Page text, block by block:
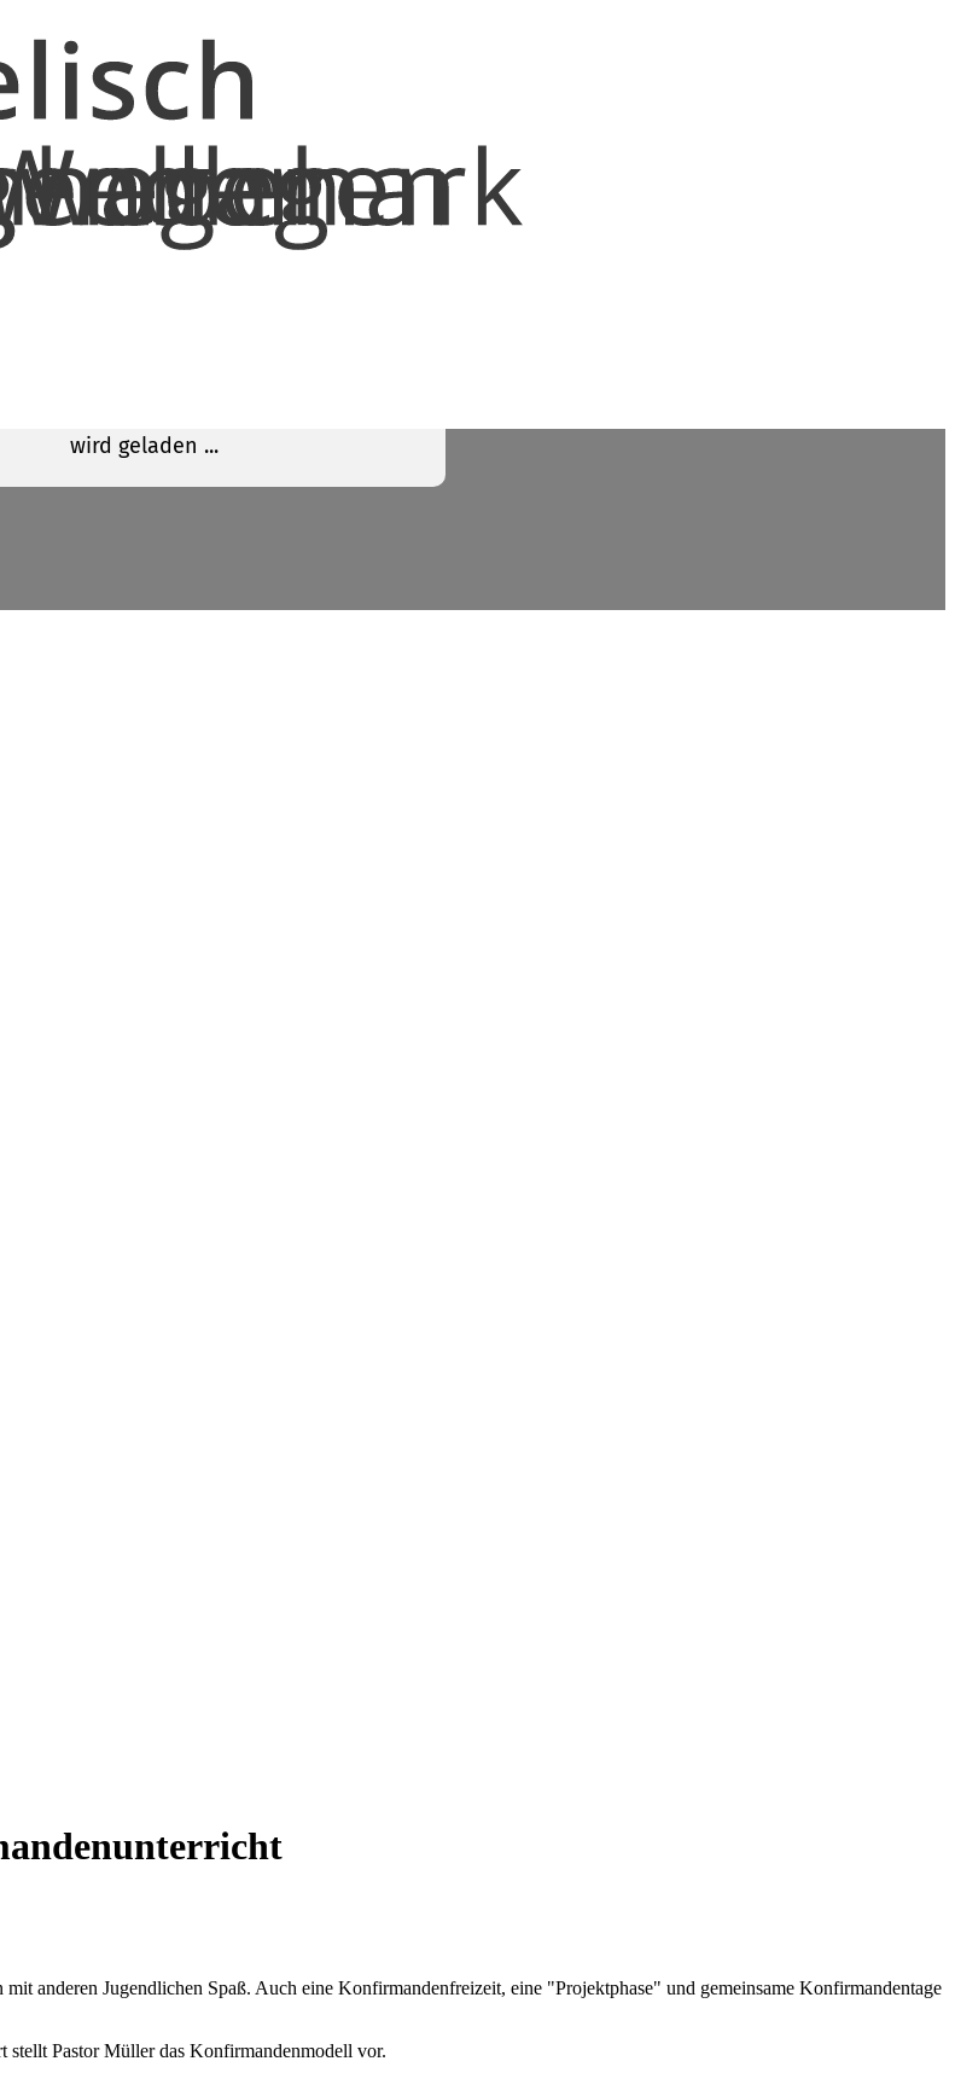
anderen Jugendlichen Spaß. Auch eine Konfirmandenfreizeit, eine "Projektphase" und gemeinsame Konfirmandentage
stellt Pastor Müller das Konfirmandenmodell vor.